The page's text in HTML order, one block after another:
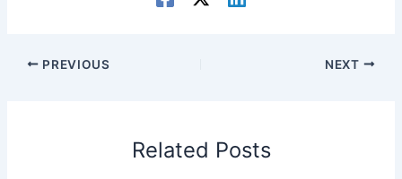
PREVIOUS NEXT
Related Posts